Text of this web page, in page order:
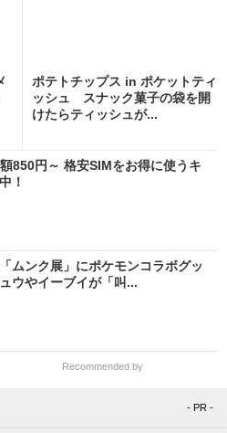
ポテトチップス in ポケットティ
ッシュ スナック菓子の袋を開
けたらティッシュが...
850円～ 格安SIMをお得に使うキ
！
ムンク展」にポケモンコラボグッ
ウやイーブイが「叫...
Recommended by
- PR -